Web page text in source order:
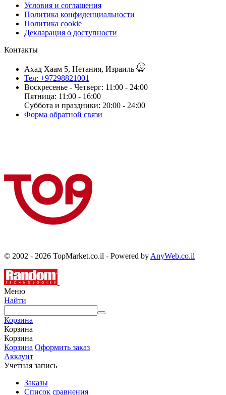
Условия и соглашения
Политика конфиденциальности
Политика cookie
Декларация о доступности
Контакты
Ахад Хаам 5, Нетания, Израиль
Тел: +97298821001
Воскресенье - Четверг: 11:00 - 24:00
Пятница: 11:00 - 16:00
Суббота и праздники: 20:00 - 24:00
Форма обратной связи
© 2002 - 2026 TopMarket.co.il - Powered by AnyWeb.co.il
Меню
Найти
Корзина
Корзина
Корзина
Корзина Оформить заказ
Аккаунт
Учетная запись
Заказы
Список сравнения